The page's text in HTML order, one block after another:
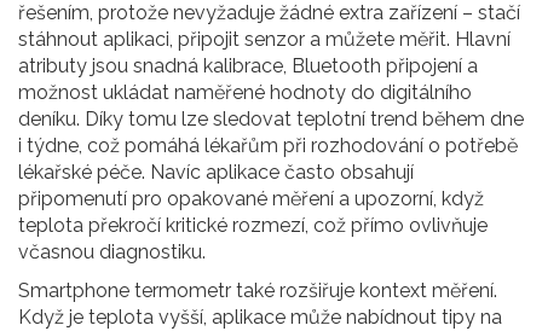
řešením, protože nevyžaduje žádné extra zařízení – stačí
stáhnout aplikaci, připojit senzor a můžete měřit. Hlavní
atributy jsou snadná kalibrace, Bluetooth připojení a
možnost ukládat naměřené hodnoty do digitálního
deníku. Díky tomu lze sledovat teplotní trend během dne
i týdne, což pomáhá lékařům při rozhodování o potřebě
lékařské péče. Navíc aplikace často obsahují
připomenutí pro opakované měření a upozorní, když
teplota překročí kritické rozmezí, což přímo ovlivňuje
včasnou diagnostiku.
Smartphone termometr také rozšiřuje kontext měření.
Když je teplota vyšší, aplikace může nabídnout tipy na